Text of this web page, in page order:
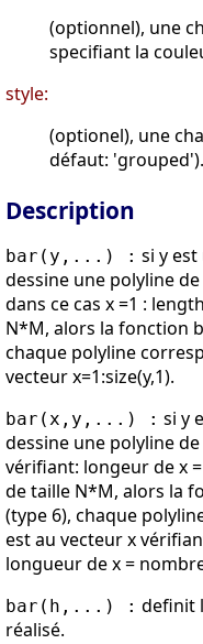
(optionnel), une
specifiant la
style:
(optionel), une
défaut: 'grouped').
Description
bar(y,...) : si y
dessine une polyline
dans ce cas x =1 :
N*M, alors la fonction
chaque polyline
vecteur x=1:size(y,1).
bar(x,y,...) : si y
dessine une polyline
vérifiant: longeur de x
de taille N*M, alors la
(type 6), chaque
est au vecteur x
longueur de x =
bar(h,...) : definit
réalisé.